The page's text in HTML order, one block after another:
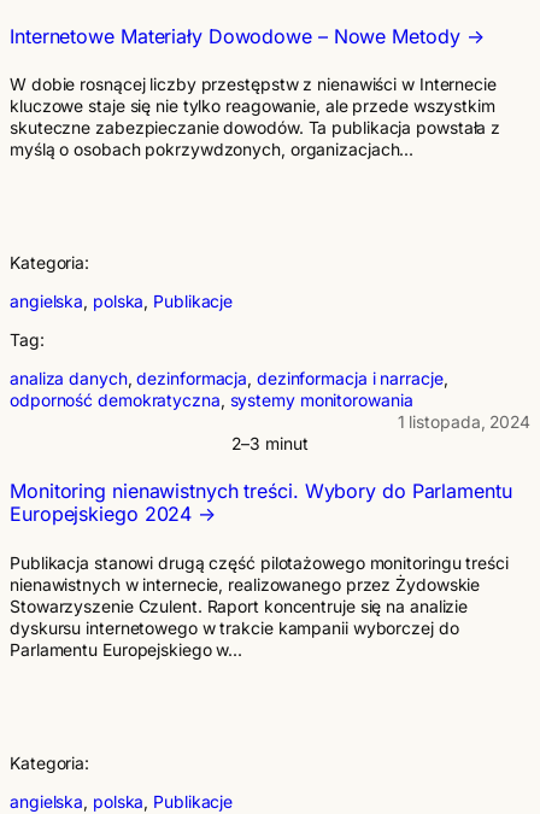
Internetowe Materiały Dowodowe – Nowe Metody
W dobie rosnącej liczby przestępstw z nienawiści w Internecie
kluczowe staje się nie tylko reagowanie, ale przede wszystkim
skuteczne zabezpieczanie dowodów. Ta publikacja powstała z
myślą o osobach pokrzywdzonych, organizacjach…
Kategoria:
angielska, polska, Publikacje
Tag:
analiza danych, dezinformacja, dezinformacja i narracje
odporność demokratyczna, systemy monitorowania
1 listopada, 2024
2–3 minut
Monitoring nienawistnych treści. Wybory do Parlamentu
Europejskiego 2024
Publikacja stanowi drugą część pilotażowego monitoringu treści
nienawistnych w internecie, realizowanego przez Żydowskie
Stowarzyszenie Czulent. Raport koncentruje się na analizie
dyskursu internetowego w trakcie kampanii wyborczej do
Parlamentu Europejskiego w…
Kategoria:
angielska, polska, Publikacje